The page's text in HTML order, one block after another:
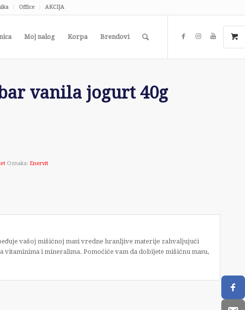
Office AKCIJA
Moj nalog Korpa Brendovi
vanila jogurt 40g
Oznaka: Enervit
vašoj mišićnoj masi vredne hranljive materije zahvaljujući
vitaminima i mineralima. Pomoćiće vam da dobijete mišićnu masu,